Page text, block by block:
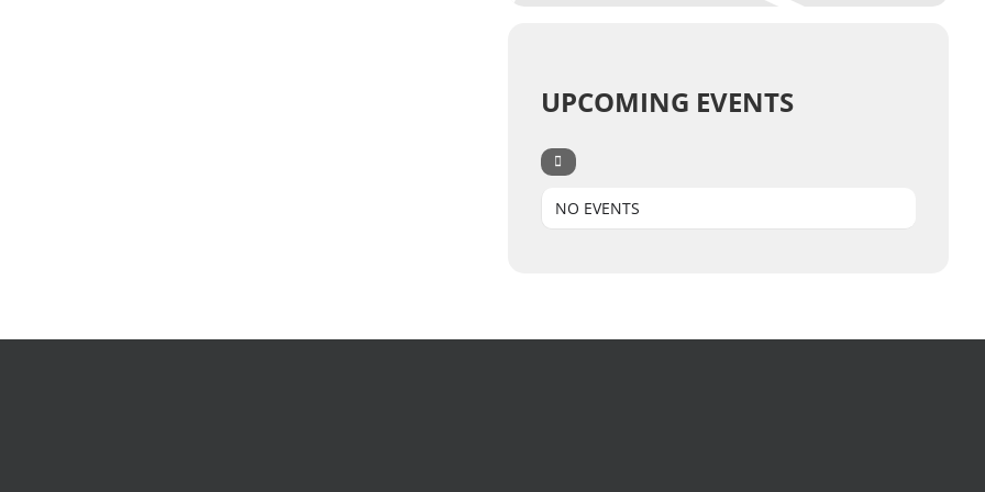
UPCOMING EVENTS
NO EVENTS